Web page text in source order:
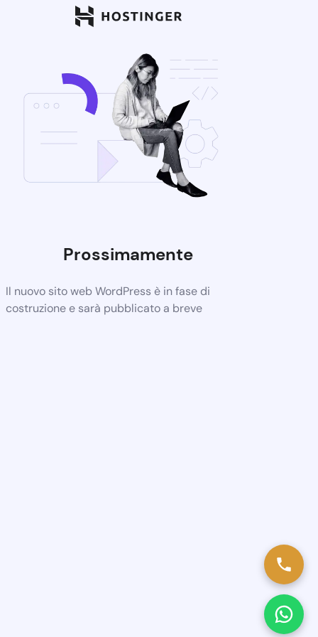
Prossimamente
Il nuovo sito web WordPress è in fase di
costruzione e sarà pubblicato a breve